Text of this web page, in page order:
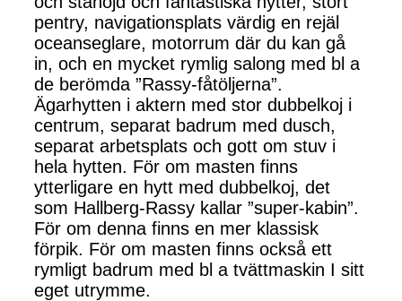
pentry, navigationsplats värdig en rejäl
oceanseglare, motorrum där du kan gå
in, och en mycket rymlig salong med bl a
de berömda ”Rassy-fåtöljerna”.
Ägarhytten i aktern med stor dubbelkoj i
centrum, separat badrum med dusch,
separat arbetsplats och gott om stuv i
hela hytten. För om masten finns
ytterligare en hytt med dubbelkoj, det
som Hallberg-Rassy kallar ”super-kabin”.
För om denna finns en mer klassisk
förpik. För om masten finns också ett
rymligt badrum med bl a tvättmaskin I sitt
eget utrymme.